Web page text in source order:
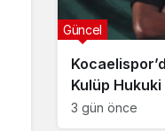
Kulüp
3 gün önce
Güncel